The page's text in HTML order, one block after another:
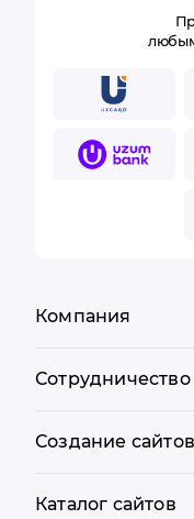
Компания
Сотрудничество
Создание сайтов
Каталог сайтов